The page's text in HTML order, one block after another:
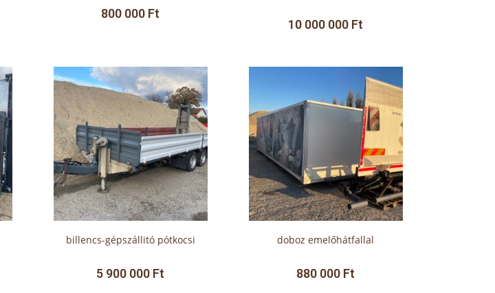
800 000 Ft
10 000 000 Ft
billencs-gépszállitó pótkocsi
5 900 000 Ft
doboz emelőhátfallal
880 000 Ft